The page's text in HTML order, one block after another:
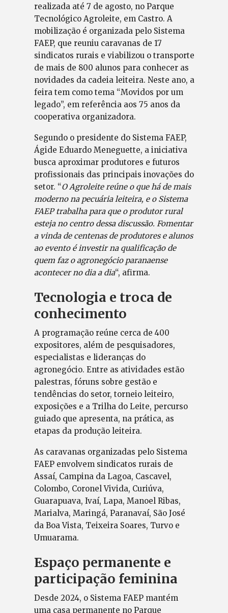
realizada até 7 de agosto, no Parque
Tecnológico Agroleite, em Castro. A
mobilização é organizada pelo Sistema
FAEP, que reuniu caravanas de 17
sindicatos rurais e viabilizou o transporte
de mais de 800 alunos para conhecer as
novidades da cadeia leiteira. Neste ano, a
feira tem como tema “Movidos por um
legado”, em referência aos 75 anos da
cooperativa organizadora.
Segundo o presidente do Sistema FAEP,
Ágide Eduardo Meneguette, a iniciativa
busca aproximar produtores e futuros
profissionais das principais inovações do
setor. “O Agroleite reúne o que há de mais
moderno na pecuária leiteira, e o Sistema
FAEP trabalha para que o produtor rural
esteja no centro dessa discussão. Fomentar
a vinda de centenas de produtores e alunos
ao evento é investir na qualificação de
quem faz o agronegócio paranaense
acontecer no dia a dia“, afirma.
Tecnologia e troca de
conhecimento
A programação reúne cerca de 400
expositores, além de pesquisadores,
especialistas e lideranças do
agronegócio. Entre as atividades estão
palestras, fóruns sobre gestão e
tendências do setor, torneio leiteiro,
exposições e a Trilha do Leite, percurso
guiado que apresenta, na prática, as
etapas da produção leiteira.
As caravanas organizadas pelo Sistema
FAEP envolvem sindicatos rurais de
Assaí, Campina da Lagoa, Cascavel,
Colombo, Coronel Vivida, Curiúva,
Guarapuava, Ivaí, Lapa, Manoel Ribas,
Marialva, Maringá, Paranavaí, São José
da Boa Vista, Teixeira Soares, Turvo e
Umuarama.
Espaço permanente e
participação feminina
Desde 2024, o Sistema FAEP mantém
uma casa permanente no Parque